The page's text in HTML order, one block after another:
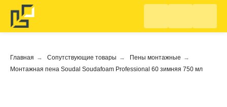
Главная → Сопутствующие товары → Пены монтажные →
Монтажная пена Soudal Soudafoam Professional 60 зимняя 750 мл